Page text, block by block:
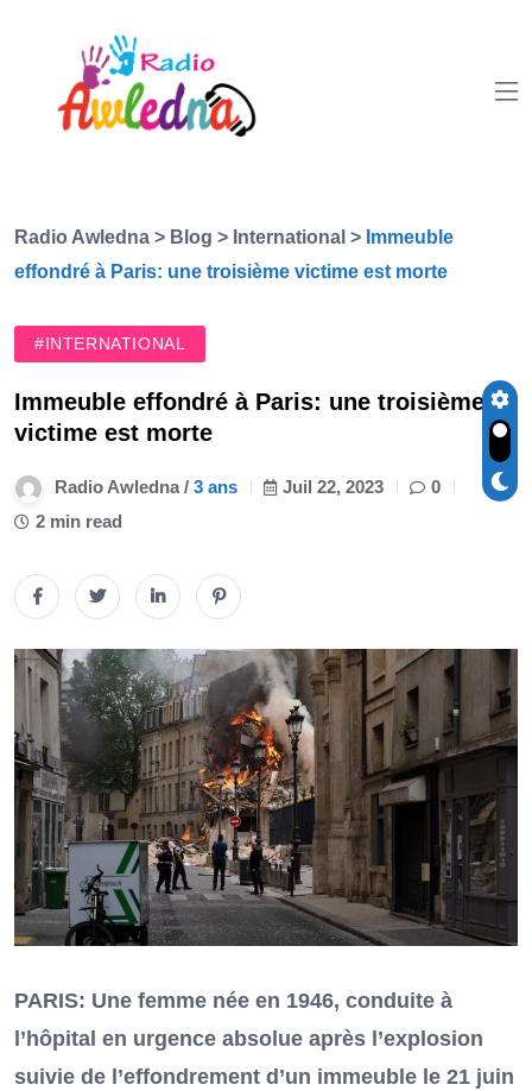
Radio Awledna > Blog > International > Immeuble
effondré à Paris: une troisième victime est morte
#INTERNATIONAL
Immeuble effondré à Paris: une troisième
victime est morte
Radio Awledna / 3 ans Juil 22, 2023
0
2 min read
PARIS: Une femme née en 1946, conduite à
l’hôpital en urgence absolue après l’explosion
suivie de l’effondrement d’un immeuble le 21 juin